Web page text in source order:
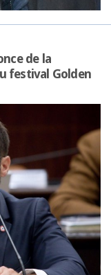
de la
festival Golden